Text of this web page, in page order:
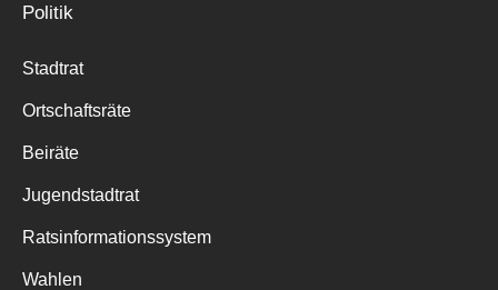
Politik
Stadtrat
Ortschaftsräte
Beiräte
Jugendstadtrat
Ratsinformationssystem
Wahlen